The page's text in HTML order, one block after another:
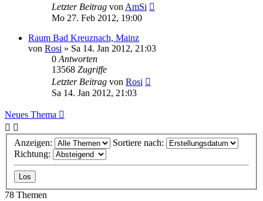
Letzter Beitrag von AmSi
Mo 27. Feb 2012, 19:00
Raum Bad Kreuznach, Mainz
von Rosi » Sa 14. Jan 2012, 21:03
0 Antworten
13568 Zugriffe
Letzter Beitrag von Rosi
Sa 14. Jan 2012, 21:03
Neues Thema
Anzeigen:
Sortiere nach:
Richtung:
78 Themen